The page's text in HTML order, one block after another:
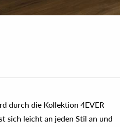
durch die Kollektion 4EVER
sich leicht an jeden Stil an und
Wohnräume, die sich
natürliche Oberfläche fühlt